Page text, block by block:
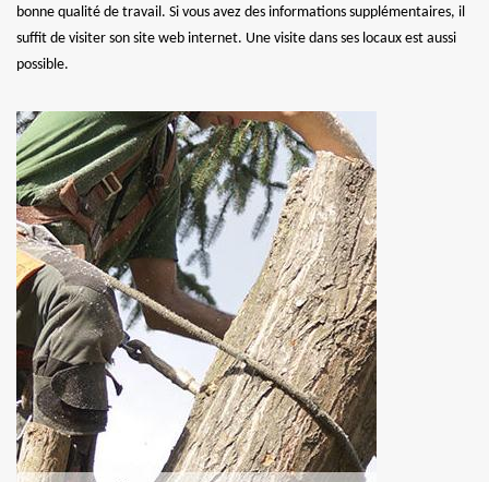
bonne qualité de travail. Si vous avez des informations supplémentaires, il
suffit de visiter son site web internet. Une visite dans ses locaux est aussi
possible.